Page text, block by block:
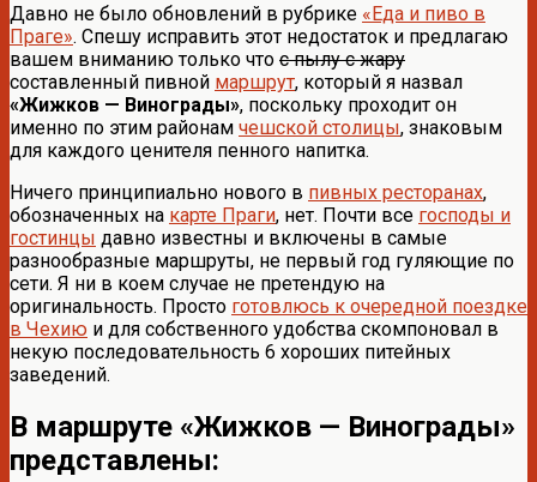
Давно не было обновлений в рубрике «Еда и пиво в
Праге». Спешу исправить этот недостаток и предлагаю
вашем вниманию только что с пылу с жару
составленный пивной маршрут, который я назвал
«Жижков — Винограды», поскольку проходит он
именно по этим районам чешской столицы, знаковым
для каждого ценителя пенного напитка.
Ничего принципиально нового в пивных ресторанах,
обозначенных на карте Праги, нет. Почти все господы и
гостинцы давно известны и включены в самые
разнообразные маршруты, не первый год гуляющие по
сети. Я ни в коем случае не претендую на
оригинальность. Просто готовлюсь к очередной поездке
в Чехию и для собственного удобства скомпоновал в
некую последовательность 6 хороших питейных
заведений.
В маршруте «Жижков — Винограды»
представлены: